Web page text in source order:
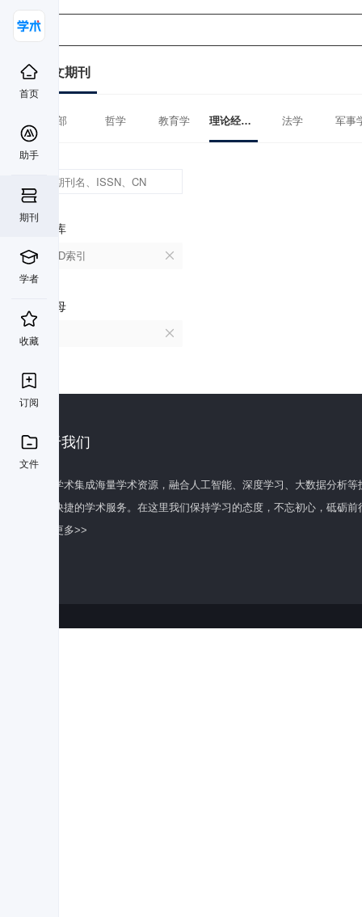
首页
助手
期刊
学者
收藏
订阅
文件
中文期刊
全部 哲学 教育学 理论经济学 法学 军事
数据库
CSCD索引
首字母
关于我们
百度学术集成海量学术资源，融合人工智能、深度学习、大数据分析
全面快捷的学术服务。在这里我们保持学习的态度，不忘初心，砥砺前
了解更多>>